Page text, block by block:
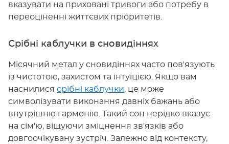
вказувати на приховані тривоги або потребу в
переоціненні життєвих пріоритетів.
Срібні каблучки в сновидіннях
Місячний метал у сновидіннях часто пов'язують
із чистотою, захистом та інтуїцією. Якщо вам
наснилися срібні каблучки, це може
символізувати виконання давніх бажань або
внутрішню гармонію. Такий сон нерідко вказує
на сім'ю, віщуючи зміцнення зв'язків або
довгоочікувану зустріч. Залежно від контексту,